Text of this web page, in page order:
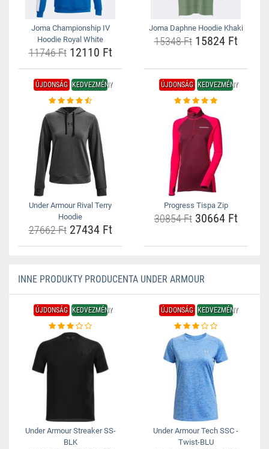
Joma Championship IV
Hoodie Royal White
11746 Ft12110 Ft
Joma Daphne Hoodie Khaki
15348 Ft15824 Ft
ÚJDONSÁG KEDVEZMÉNY
Under Armour Rival Terry
Hoodie
27662 Ft27434 Ft
ÚJDONSÁG KEDVEZMÉNY
Progress Tispa Zip
30854 Ft30664 Ft
INNE PRODUKTY PRODUCENTA UNDER ARMOUR
ÚJDONSÁG KEDVEZMÉNY
Under Armour Streaker SS-
BLK
ÚJDONSÁG KEDVEZMÉNY
Under Armour Tech SSC -
Twist-BLU